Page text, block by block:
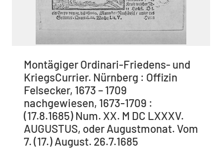
Montägiger Ordinari-Friedens- und
KriegsCurrier. Nürnberg : Offizin
Felsecker, 1673 – 1709
nachgewiesen, 1673-1709 :
(17.8.1685) Num. XX. M DC LXXXV.
AUGUSTUS, oder Augustmonat. Vom
7. (17.) August. 26.7.1685